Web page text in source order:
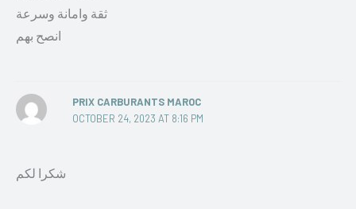
ثقة وامانة وسرعة
انصح بهم
PRIX CARBURANTS MAROC
OCTOBER 24, 2023 AT 8:16 PM
شكرا لكم